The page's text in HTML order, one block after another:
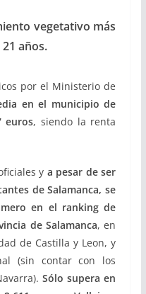
vegetativo más
años.
por el Ministerio de
en el municipio de
euros, siendo la renta
y a pesar de ser
de Salamanca, se
en el ranking de
de Salamanca, en
de Castilla y Leon, y
(sin contar con los
Sólo supera en